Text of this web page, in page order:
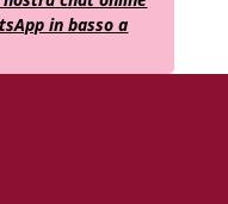
in basso a